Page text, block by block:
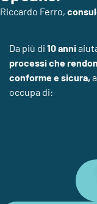
Riccardo Ferro,
Da più di 10 anni
processiche
conforme e sicura,
occupa di: